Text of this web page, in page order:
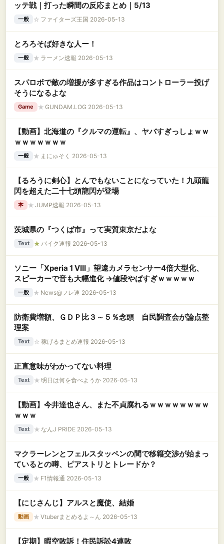
ッテ戦｜打った瞬間の反応まとめ｜5/13
一般 ☆ ファイターズ王国 2026-05-13
とろろそば好きな人ー！
一般 ★ ラーメン速報 2026-05-13
スパロボで敵の増援が多すぎる作品はコントローラー投げ
そうになるよな
Game ★ GUNDAM.LOG 2026-05-13
【動画】北海道の『クルマの運転』、ヤバすぎっしょｗｗ
ｗｗｗｗｗｗｗ
一般 ★ まにゅそく 2026-05-13
【るろうに剣心】とんでもないことになっていた！九頭龍
閃を超えた二十七頭龍閃が登場
本 ★ JUMP速報 2026-05-13
茨城県の『つくば市』って実質東京だよな
Text ★ バイク速報 2026-05-13
ソニー「Xperia 1 VIII」望遠カメラセンサー4倍大型化、
スピーカーで音も大幅進化 →値段やばすぎｗｗｗｗｗ
一般 ★ News@フレ速 2026-05-13
防衛費増額、ＧＤＰ比３～５％念頭 自民調査会が論点整
理案
Text ☆ 稼げるまとめ速報 2026-05-13
正直意味がわかってない料理
Text ★ 明日は何を食べようか 2026-05-13
【動画】今井達也さん、また不貞腐れるｗｗｗｗｗｗｗｗ
ｗｗｗ
Text ★ なんJ PRIDE 2026-05-13
マクラーレンとフェルスタッペンの間で移籍交渉が始まっ
ているとの噂、ピアストリとトレードか？
一般 ★ F1情報通 2026-05-13
【にじさんじ】アルスと魔使、結婚
動画 ★ Vtuberまとめるよ～ん 2026-05-13
【定期】暇空敗訴！住民訴訟4連敗